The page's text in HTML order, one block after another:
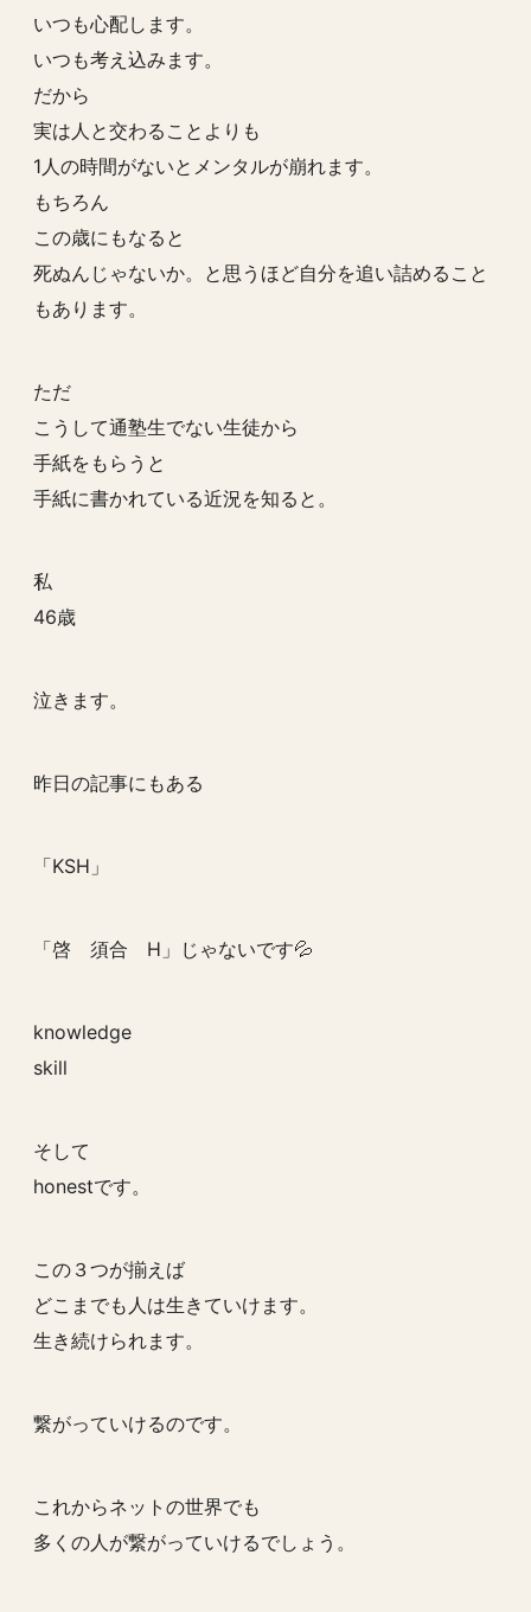
いつも心配します。
いつも考え込みます。
だから
実は人と交わることよりも
1人の時間がないとメンタルが崩れます。
もちろん
この歳にもなると
死ぬんじゃないか。と思うほど自分を追い詰めること
もあります。
ただ
こうして通塾生でない生徒から
手紙をもらうと
手紙に書かれている近況を知ると。
私
46歳
泣きます。
昨日の記事にもある
「KSH」
「啓 須合 H」じゃないです💦
knowledge
skill
そして
honestです。
この３つが揃えば
どこまでも人は生きていけます。
生き続けられます。
繋がっていけるのです。
これからネットの世界でも
多くの人が繋がっていけるでしょう。